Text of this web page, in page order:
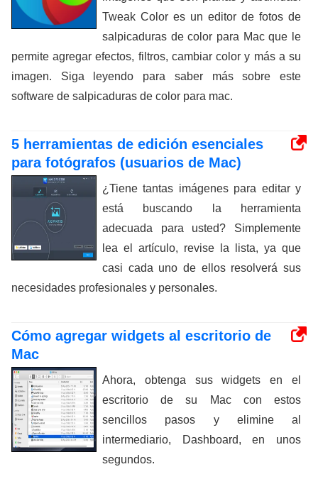
Tweak Color es un editor de fotos de
salpicaduras de color para Mac que le
permite agregar efectos, filtros, cambiar color y más a su
imagen. Siga leyendo para saber más sobre este
software de salpicaduras de color para mac.
5 herramientas de edición esenciales
para fotógrafos (usuarios de Mac)
¿Tiene tantas imágenes para editar y
está buscando la herramienta
adecuada para usted? Simplemente
lea el artículo, revise la lista, ya que
casi cada uno de ellos resolverá sus
necesidades profesionales y personales.
Cómo agregar widgets al escritorio de
Mac
Ahora, obtenga sus widgets en el
escritorio de su Mac con estos
sencillos pasos y elimine al
intermediario, Dashboard, en unos
segundos.